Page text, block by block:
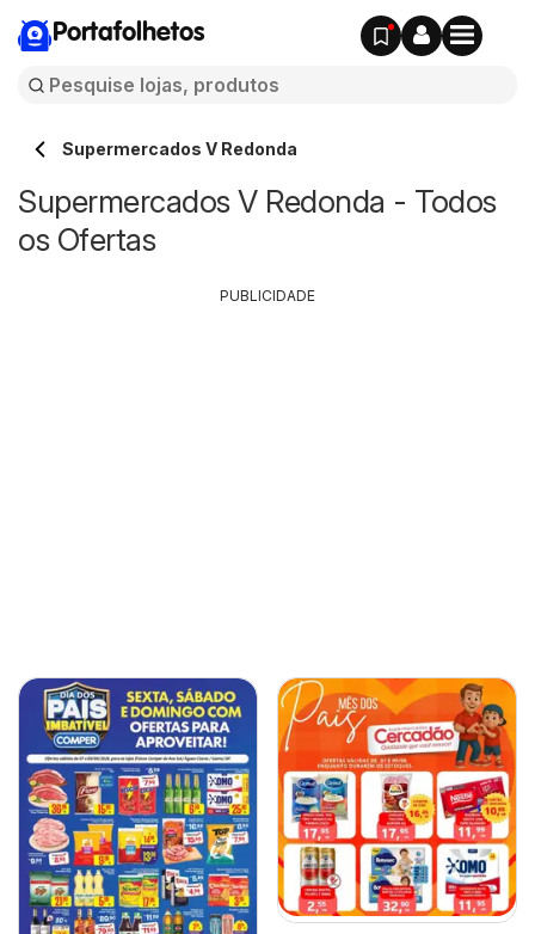
Portafolhetos
Supermercados V Redonda
Supermercados V Redonda - Todos
os Ofertas
PUBLICIDADE